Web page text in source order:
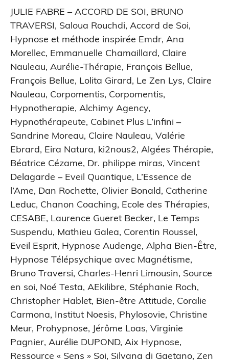
JULIE FABRE – ACCORD DE SOI, BRUNO
TRAVERSI, Saloua Rouchdi, Accord de Soi,
Hypnose et méthode inspirée Emdr, Ana
Morellec, Emmanuelle Chamaillard, Claire
Nauleau, Aurélie-Thérapie, François Bellue,
François Bellue, Lolita Girard, Le Zen Lys, Claire
Nauleau, Corpomentis, Corpomentis,
Hypnotherapie, Alchimy Agency,
Hypnothérapeute, Cabinet Plus L’infini –
Sandrine Moreau, Claire Nauleau, Valérie
Ebrard, Eira Natura, ki2nous2, Algées Thérapie,
Béatrice Cézame, Dr. philippe miras, Vincent
Delagarde – Eveil Quantique, L’Essence de
l’Ame, Dan Rochette, Olivier Bonald, Catherine
Leduc, Chanon Coaching, Ecole des Thérapies,
CESABE, Laurence Gueret Becker, Le Temps
Suspendu, Mathieu Galea, Corentin Roussel,
Eveil Esprit, Hypnose Audenge, Alpha Bien-Être,
Hypnose Télépsychique avec Magnétisme,
Bruno Traversi, Charles-Henri Limousin, Source
en soi, Noé Testa, AEkilibre, Stéphanie Roch,
Christopher Hablet, Bien-être Attitude, Coralie
Carmona, Institut Noesis, Phylosovie, Christine
Meur, Prohypnose, Jérôme Loas, Virginie
Pagnier, Aurélie DUPOND, Aix Hypnose,
Ressource « Sens » Soi, Silvana di Gaetano, Zen